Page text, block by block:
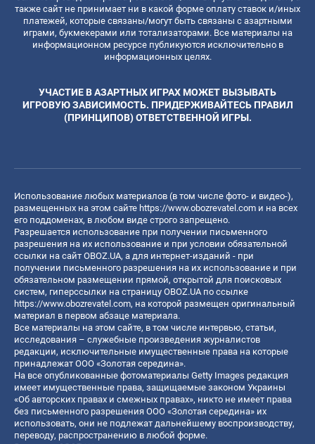
также сайт не принимает ни в какой форме оплату ставок и/иных
платежей, которые связаны/могут быть связаны с азартными
играми, букмекерами или тотализаторами. Все материалы на
информационном ресурсе публикуются исключительно в
информационных целях.
УЧАСТИЕ В АЗАРТНЫХ ИГРАХ МОЖЕТ ВЫЗЫВАТЬ
ИГРОВУЮ ЗАВИСИМОСТЬ. ПРИДЕРЖИВАЙТЕСЬ ПРАВИЛ
(ПРИНЦИПОВ) ОТВЕТСТВЕННОЙ ИГРЫ.
Использование любых материалов (в том числе фото- и видео-),
размещенных на этом сайте https://www.obozrevatel.com и на всех
его поддоменах, в любом виде строго запрещено.
Разрешается использование при получении письменного
разрешения на их использование и при условии обязательной
ссылки на сайт OBOZ.UA, а для интернет-изданий - при
получении письменного разрешения на их использование и при
обязательном размещении прямой, открытой для поисковых
систем, гиперссылки на страницу OBOZ.UA по ссылке
https://www.obozrevatel.com, на которой размещен оригинальный
материал в первом абзаце материала.
Все материалы на этом сайте, в том числе интервью, статьи,
исследования – служебные произведения журналистов
редакции, исключительные имущественные права на которые
принадлежат ООО «Золотая середина».
На все опубликованные фотоматериалы Getty Images редакция
имеет имущественные права, защищаемые законом Украины
«Об авторских правах и смежных правах», никто не имеет права
без письменного разрешения ООО «Золотая середина» их
использовать, они не подлежат дальнейшему воспроизводству,
переводу, распространению в любой форме.